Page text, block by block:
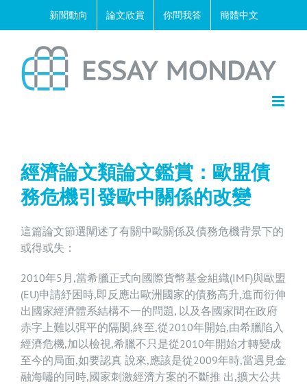
新聞動向 論文欣賞 你問我答 簡體中文
經濟論文類論文鑑賞：歐盟債
務危機引發歐中關係的改變
這篇論文節選闡述了有關中歐關係及債務危機背景下的
或得或失：
2010年5月,當希臘正式向國際貨幣基金組織(IMF)與歐盟
(EU)申請紓困時,即反應出歐洲國家的債務高升,進而衍伸
出國家經濟體系結構不一的問題, 以及各國家間在政府
赤字上難以弭平的隔閡,終至,從2010年開始,由希臘陷入
經濟危機,加以檢視,希臘不只是從2010年開始才轉變成
至今的局面,如要認真 說來,應該是從2009年時,當遇見金
融海嘯的同時,國家刺激經濟方案的不斷推 出,擴大公共